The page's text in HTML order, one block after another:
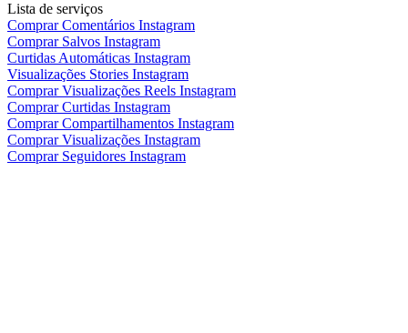
Lista de serviços
Comprar Comentários Instagram
Comprar Salvos Instagram
Curtidas Automáticas Instagram
Visualizações Stories Instagram
Comprar Visualizações Reels Instagram
Comprar Curtidas Instagram
Comprar Compartilhamentos Instagram
Comprar Visualizações Instagram
Comprar Seguidores Instagram